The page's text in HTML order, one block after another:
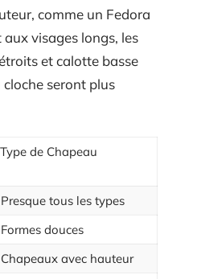
comme un Fedora
visages longs, les
et calotte basse
seront plus
Type de Chapeau
Presque tous les types
Formes douces
Chapeaux avec hauteur